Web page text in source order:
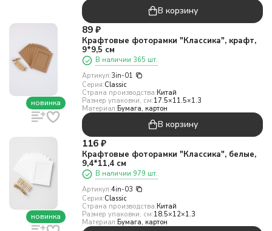
В корзину
новинка
89 ₽
Крафтовые фоторамки "Классика", крафт,
9*9,5 см
В наличии 365 шт.
Артикул:3in-01
Серия:Classic
Страна производства:Китай
Размер упаковки, см:17.5×11.5×1.3
Материал:Бумага, картон
В корзину
новинка
116 ₽
Крафтовые фоторамки "Классика", белые,
9,4*11,4 см
В наличии 979 шт.
Артикул:4in-03
Серия:Classic
Страна производства:Китай
Размер упаковки, см:18.5×12×1.3
Материал:Бумага, картон